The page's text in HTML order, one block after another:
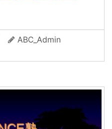
ABC_Admin